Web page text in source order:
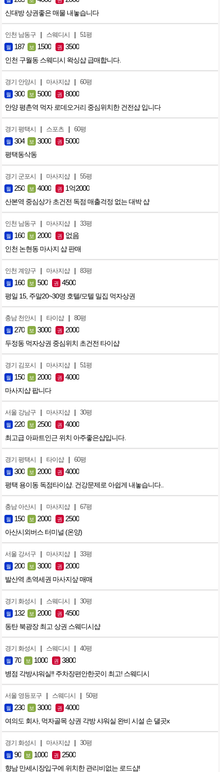
신대방 상권좋은 매물 내놓습니다
인천 남동구 | 스웨디시 | 51평
월 187 보 1500 권 3500
인천 구월동 스웨디시 왁싱샵 급매합니다.
경기 안양시 | 마사지샵 | 60평
월 300 보 5000 권 8000
안양 평촌역 먹자 로데오거리 중심위치한 건전샵 입니다
경기 평택시 | 스포츠 | 60평
월 304 보 3000 권 5000
평택동삭동
경기 군포시 | 마사지샵 | 55평
월 250 보 4000 권 1억2000
산본역 중심상가 초건전 독점 매출걱정 없는 대박 샵
인천 남동구 | 마사지샵 | 33평
월 160 보 2000 권 없음
인천 논현동 마사지 샵 판매
인천 계양구 | 마사지샵 | 83평
월 160 보 500 권 4500
평일 15, 주말20~30명 호텔/모텔 밀집 먹자상권
충남 천안시 | 타이샵 | 80평
월 270 보 3000 권 2000
두정동 먹자상권 중심위치 초건전 타이샵
경기 김포시 | 마사지샵 | 51평
월 150 보 2000 권 4000
마사지샵 팝니다
서울 강남구 | 마사지샵 | 30평
월 220 보 2500 권 4000
최고급 아파트인근 위치 아주좋은샵입니다.
경기 평택시 | 타이샵 | 60평
월 300 보 2000 권 4000
평택 용이동 독점타이샵. 건강문제로 아쉽게 내놓습니다..
충남 아산시 | 마사지샵 | 67평
월 150 보 2000 권 2500
아산시외버스 터미널 (온양)
서울 강서구 | 마사지샵 | 33평
월 200 보 3000 권 2000
발산역 초역세권 마사지샆 매매
경기 화성시 | 스웨디시 | 30평
월 132 보 2000 권 4500
동탄 북광장 최고 상권 스웨디시샵
경기 화성시 | 스웨디시 | 40평
월 70 보 1000 권 3800
병점 각방샤워실!! 주차장편안한곳이 최고! 스웨디시
서울 영등포구 | 스웨디시 | 50평
월 230 보 3000 권 4000
여의도 회사, 먹자골목 상권 각방 샤워실 완비 시설 손 댈곳x
경기 화성시 | 마사지샵 | 30평
월 90 보 1000 권 2500
향남 만세시장입구에 위치한 관리비없는 로드샵!